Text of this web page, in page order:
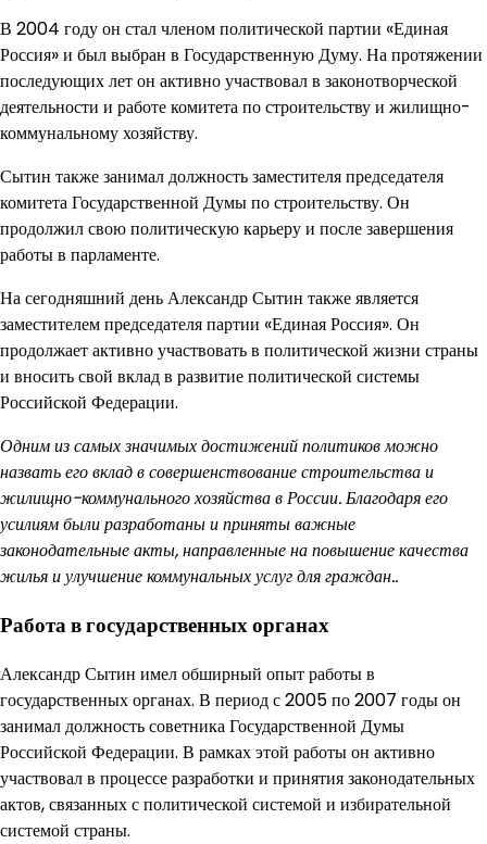
В 2004 году он стал членом политической партии «Единая
Россия» и был выбран в Государственную Думу. На протяжении
последующих лет он активно участвовал в законотворческой
деятельности и работе комитета по строительству и жилищно-
коммунальному хозяйству.
Сытин также занимал должность заместителя председателя
комитета Государственной Думы по строительству. Он
продолжил свою политическую карьеру и после завершения
работы в парламенте.
На сегодняшний день Александр Сытин также является
заместителем председателя партии «Единая Россия». Он
продолжает активно участвовать в политической жизни страны
и вносить свой вклад в развитие политической системы
Российской Федерации.
Одним из самых значимых достижений политиков можно
назвать его вклад в совершенствование строительства и
жилищно-коммунального хозяйства в России. Благодаря его
усилиям были разработаны и приняты важные
законодательные акты, направленные на повышение качества
жилья и улучшение коммунальных услуг для граждан..
Работа в государственных органах
Александр Сытин имел обширный опыт работы в
государственных органах. В период с 2005 по 2007 годы он
занимал должность советника Государственной Думы
Российской Федерации. В рамках этой работы он активно
участвовал в процессе разработки и принятия законодательных
актов, связанных с политической системой и избирательной
системой страны.